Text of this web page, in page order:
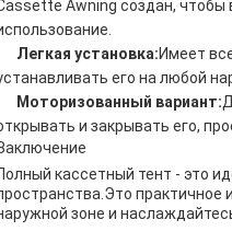
Awning создан, чтобы
Легкая установка:Имеет
его на любой
Моторизованный вариант:
и закрывать его,
кассетный тент - это
практичное
зоне и